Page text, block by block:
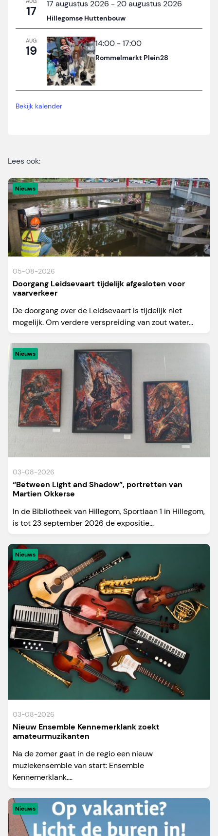
17 17 augustus 2026 - 20 augustus 2026
Hillegomse Huttenbouw
AUG
19 14:00 -17:00
Rommelmarkt Plein28
Bekijk kalender
Lees ook:
Nieuws
05-08-2026
Doorgang Leidsevaart tijdelijk afgesloten voor
vaarverkeer
De doorgang over de Leidsevaart is tijdelijk niet
mogelijk. Om verdere verspreiding van zout water...
Nieuws
03-08-2026
“Between Light and Shadow”, portretten van
Martien Okkerse
In de Bibliotheek van Hillegom, Sportlaan 1 in Hillegom,
is tot 23 september 2026 de expositie...
Nieuws
03-08-2026
Nieuw Ensemble Kennemerklank zoekt
amateurmuzikanten
Na de zomer gaat in de regio een nieuw
muziekensemble van start: Ensemble
Kennemerklank....
Nieuws